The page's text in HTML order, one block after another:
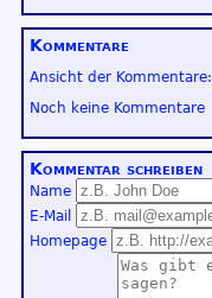
Kommentare
Ansicht der Kommentare:
Noch keine Kommentare
Kommentar schreiben
Name
E-Mail
Homepage